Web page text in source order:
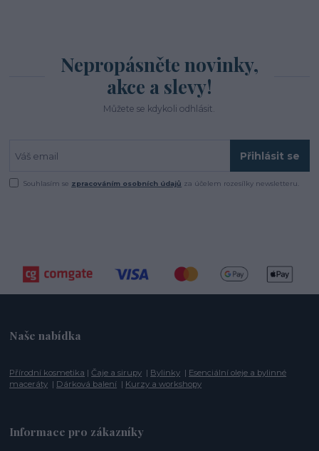
Nepropásněte novinky,
akce a slevy!
Můžete se kdykoli odhlásit.
Přihlásit se
Souhlasím se zpracováním osobních údajů za účelem rozesílky newsletteru.
Naše nabídka
Přírodní kosmetika |Čaje a sirupy | Bylinky | Esenciální oleje a bylinné
maceráty | Dárková balení | Kurzy a workshopy
Informace pro zákazníky